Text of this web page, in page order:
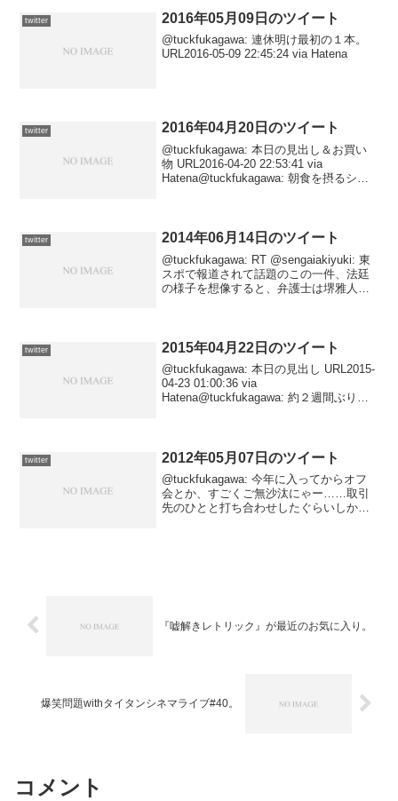
twitter 2016年05月09日のツイート
@tuckfukagawa: 連休明け最初の１本。
URL2016-05-09 22:45:24 via Hatena
twitter 2016年04月20日のツイート
@tuckfukagawa: 本日の見出し＆お買い
物 URL2016-04-20 22:53:41 via
Hatena@tuckfukagawa: 朝食を摂るシー
twitter 2014年06月14日のツイート
@tuckfukagawa: RT @sengaiakiyuki: 東
スポで報道されて話題のこの一件、法廷
の様子を想像すると、弁護士は堺雅人の
twitter 2015年04月22日のツイート
@tuckfukagawa: 本日の見出し URL2015-
04-23 01:00:36 via
Hatena@tuckfukagawa: 約２週間ぶりの
twitter 2012年05月07日のツイート
@tuckfukagawa: 今年に入ってからオフ
会とか、すごくご無沙汰にゃー……取引
先のひとと打ち合わせしたぐらいしか覚
『嘘解きレトリック』が最近のお気に入り。
爆笑問題withタイタンシネマライブ#40。
コメント